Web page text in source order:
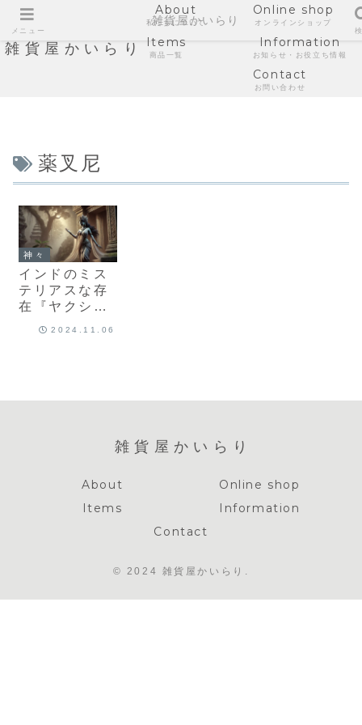
雑貨屋かいらり
About
私たちについて
Online shop
オンラインショップ
Items
商品一覧
Information
お知らせ・お役立ち情報
Contact
お問い合わせ
薬叉尼
神々
インドのミス
テリアスな存
在『ヤクシ
2024.11.06
雑貨屋かいらり
About
Online shop
Items
Information
Contact
© 2024 雑貨屋かいらり.
メニュー
雑貨屋かいらり